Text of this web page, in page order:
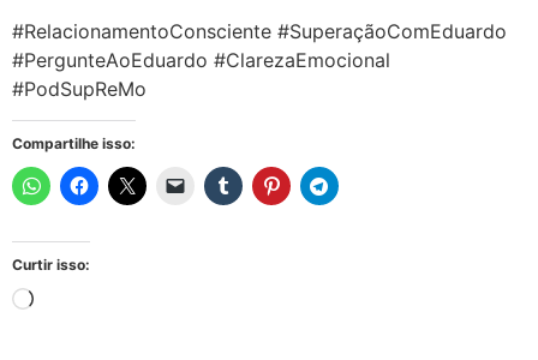
#RelacionamentoConsciente #SuperaçãoComEduardo
#PergunteAoEduardo #ClarezaEmocional
#PodSupReMo
Compartilhe isso:
Curtir isso: